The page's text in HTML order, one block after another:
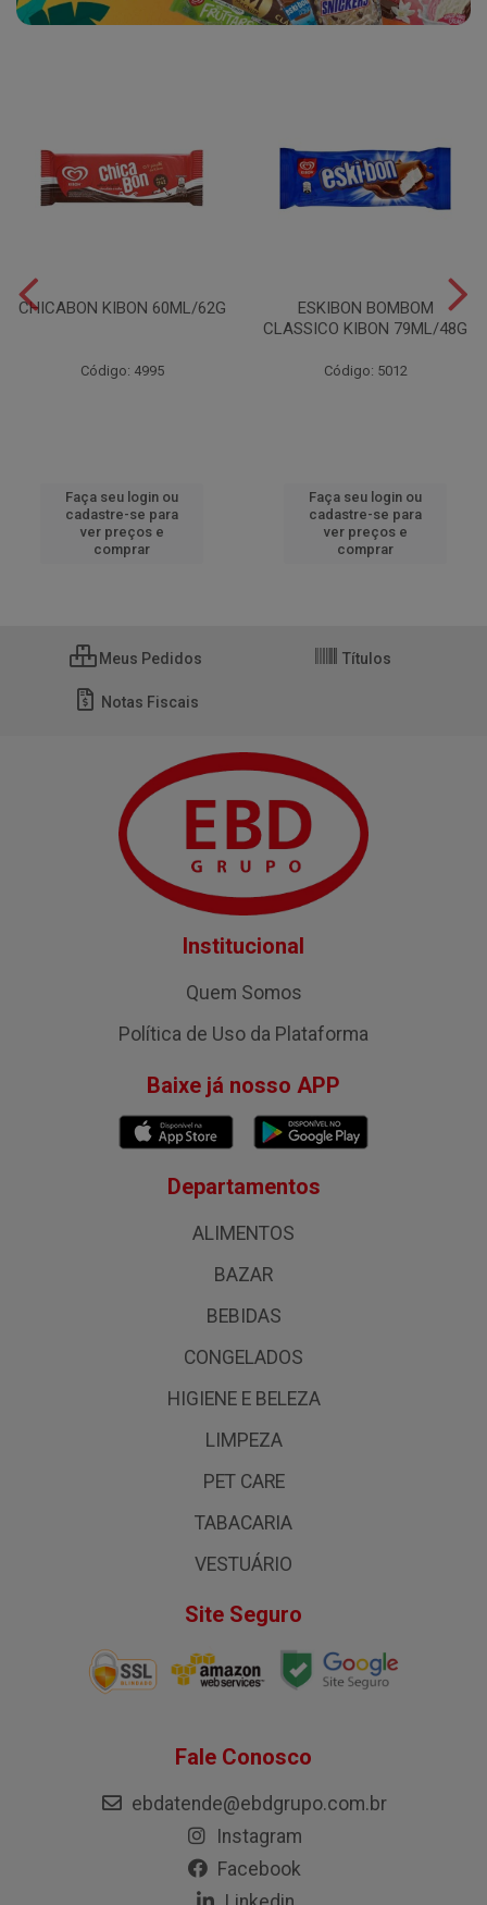
CHICABON KIBON 60ML/62G
Código: 4995
Faça seu login ou
cadastre-se para
ver preços e
comprar
ESKIBON BOMBOM
CLASSICO KIBON 79ML/48G
Código: 5012
Faça seu login ou
cadastre-se para
ver preços e
comprar
Meus Pedidos Títulos
Notas Fiscais
Institucional
Quem Somos
Política de Uso da Plataforma
Baixe já nosso APP
Departamentos
ALIMENTOS
BAZAR
BEBIDAS
CONGELADOS
HIGIENE E BELEZA
LIMPEZA
PET CARE
TABACARIA
VESTUÁRIO
Site Seguro
Fale Conosco
ebdatende@ebdgrupo.com.br
Instagram
Facebook